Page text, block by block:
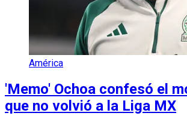
América
'Memo' Ochoa confesó el
que no volvió a la Liga MX